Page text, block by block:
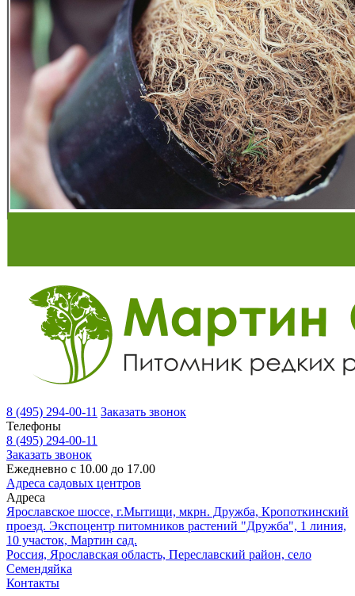
8 (495) 294-00-11 Заказать звонок
Телефоны
8 (495) 294-00-11
Заказать звонок
Ежедневно с 10.00 до 17.00
Адреса садовых центров
Адреса
Ярославское шоссе, г.Мытищи, мкрн. Дружба, Кропоткинский
проезд. Экспоцентр питомников растений "Дружба", 1 линия,
10 участок, Мартин сад.
Россия, Ярославская область, Переславский район, село
Семендяйка
Контакты